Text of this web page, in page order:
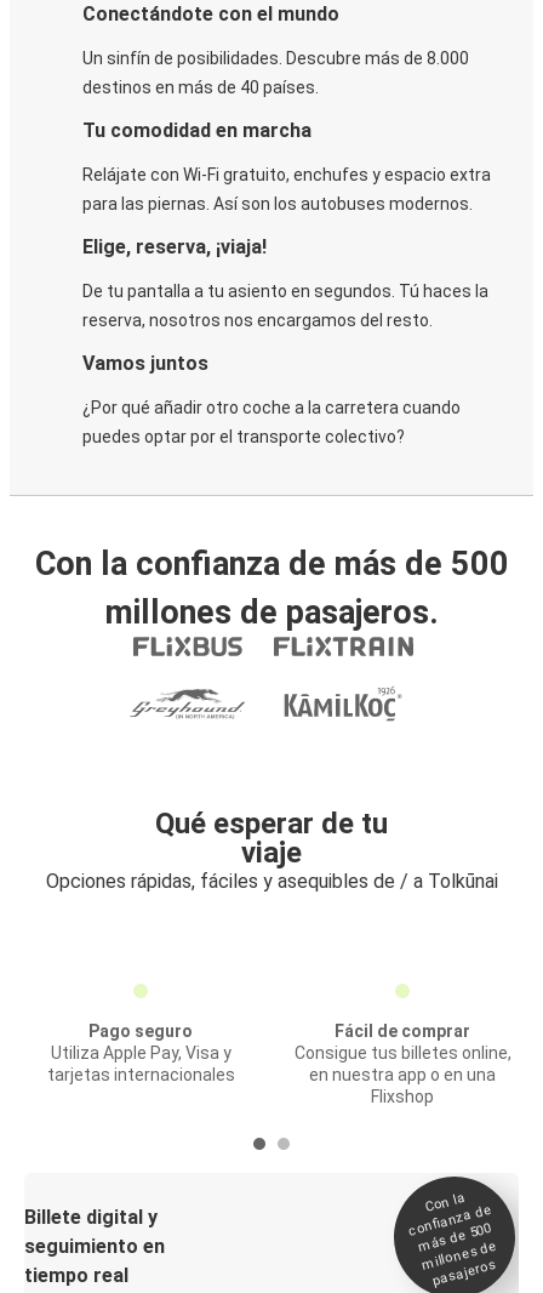
Conectándote con el mundo
Un sinfín de posibilidades. Descubre más de 8.000
destinos en más de 40 países.
Tu comodidad en marcha
Relájate con Wi-Fi gratuito, enchufes y espacio extra
para las piernas. Así son los autobuses modernos.
Elige, reserva, ¡viaja!
De tu pantalla a tu asiento en segundos. Tú haces la
reserva, nosotros nos encargamos del resto.
Vamos juntos
¿Por qué añadir otro coche a la carretera cuando
puedes optar por el transporte colectivo?
Con la confianza de más de 500
millones de pasajeros.
Qué esperar de tu
viaje
Opciones rápidas, fáciles y asequibles de / a Tolkūnai
Pago seguro
Utiliza Apple Pay, Visa y
tarjetas internacionales
Fácil de comprar
Consigue tus billetes online,
en nuestra app o en una
Flixshop
Billete digital y
seguimiento en
tiempo real
Con la
confianza de
más de 500
millones de
pasajeros